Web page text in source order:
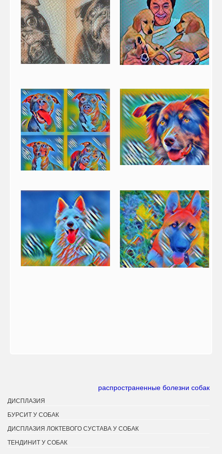
распространенные болезни собак
ДИСПЛАЗИЯ
БУРСИТ У СОБАК
ДИСПЛАЗИЯ ЛОКТЕВОГО СУСТАВА У СОБАК
ТЕНДИНИТ У СОБАК